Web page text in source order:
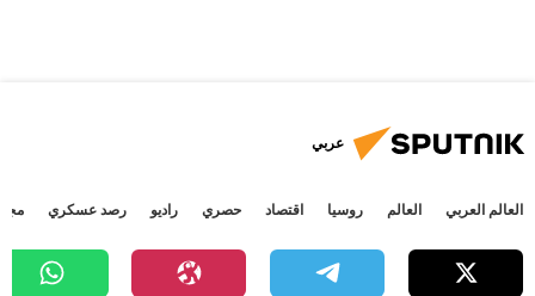
عربي
العالم العربي العالم روسيا اقتصاد حصري راديو رصد عسكري